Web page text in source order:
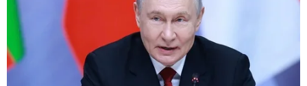
Bộ Y tế đề xuất Danh mục Bệnh truyền nhiễm nhóm B được ưu
tiên bố trí ngân sách cho hoạt động khám bệnh, chữa bệnh.
(Nguồn: Vietnam+)
Bộ Y tế đang lấy ý kiến nhân dân vào dự thảo